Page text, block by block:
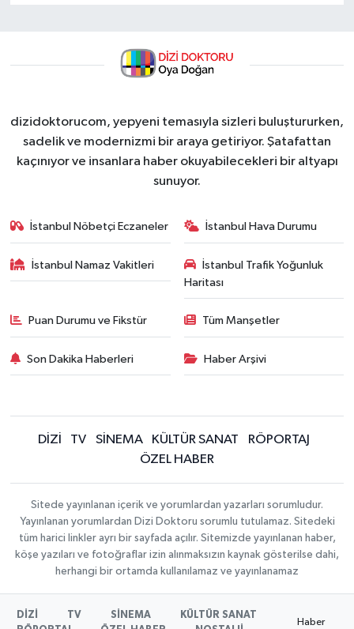
dizidoktorucom, yepyeni temasıyla sizleri buluştururken,
sadelik ve modernizmi bir araya getiriyor. Şatafattan
kaçınıyor ve insanlara haber okuyabilecekleri bir altyapı
sunuyor.
İstanbul Nöbetçi Eczaneler İstanbul Hava Durumu
İstanbul Namaz Vakitleri
İstanbul Trafik Yoğunluk
Haritası
Puan Durumu ve Fikstür Tüm Manşetler
Son Dakika Haberleri Haber Arşivi
DİZİ TV SİNEMA KÜLTÜR SANAT
RÖPORTAJ
ÖZEL HABER
Sitede yayınlanan içerik ve yorumlardan yazarları sorumludur.
Yayınlanan yorumlardan Dizi Doktoru sorumlu tutulamaz. Sitedeki
tüm harici linkler ayrı bir sayfada açılır. Sitemizde yayınlanan haber,
köşe yazıları ve fotoğraflar izin alınmaksızın kaynak gösterilse dahi,
herhangi bir ortamda kullanılamaz ve yayınlanamaz
DİZİ TV SİNEMA
KÜLTÜR SANAT
Haber